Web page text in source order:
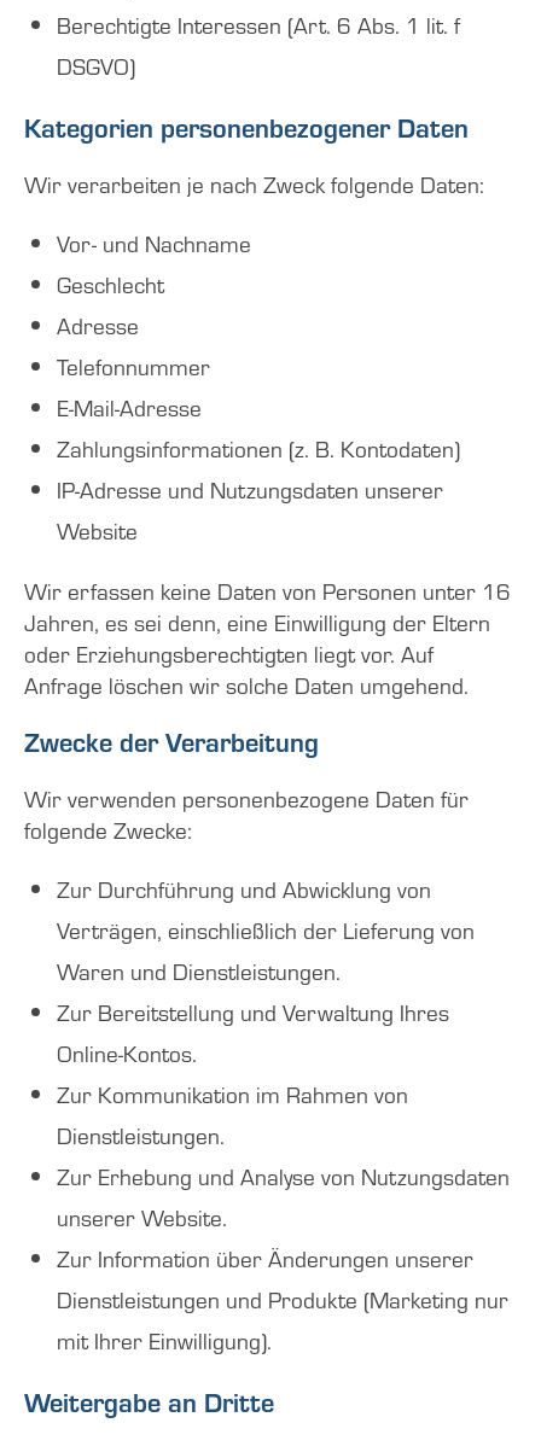
Berechtigte Interessen (Art. 6 Abs. 1 lit. f
DSGVO)
Kategorien personenbezogener Daten
Wir verarbeiten je nach Zweck folgende Daten:
Vor- und Nachname
Geschlecht
Adresse
Telefonnummer
E-Mail-Adresse
Zahlungsinformationen (z. B. Kontodaten)
IP-Adresse und Nutzungsdaten unserer
Website
Wir erfassen keine Daten von Personen unter 16
Jahren, es sei denn, eine Einwilligung der Eltern
oder Erziehungsberechtigten liegt vor. Auf
Anfrage löschen wir solche Daten umgehend.
Zwecke der Verarbeitung
Wir verwenden personenbezogene Daten für
folgende Zwecke:
Zur Durchführung und Abwicklung von
Verträgen, einschließlich der Lieferung von
Waren und Dienstleistungen.
Zur Bereitstellung und Verwaltung Ihres
Online-Kontos.
Zur Kommunikation im Rahmen von
Dienstleistungen.
Zur Erhebung und Analyse von Nutzungsdaten
unserer Website.
Zur Information über Änderungen unserer
Dienstleistungen und Produkte (Marketing nur
mit Ihrer Einwilligung).
Weitergabe an Dritte